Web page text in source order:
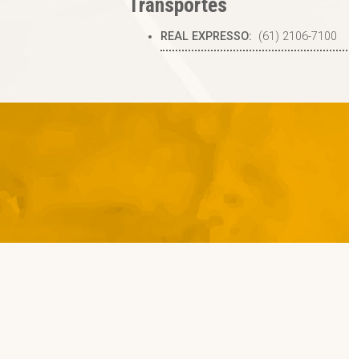
Transportes
REAL EXPRESSO: (61) 2106-7100